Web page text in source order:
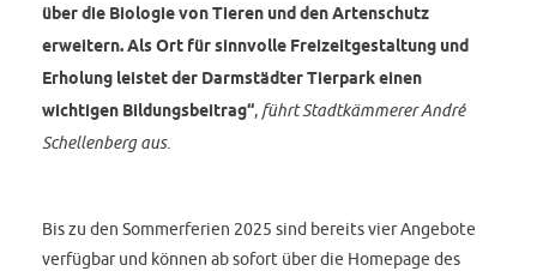
über die Biologie von Tieren und den Artenschutz
erweitern. Als Ort für sinnvolle Freizeitgestaltung und
Erholung leistet der Darmstädter Tierpark einen
wichtigen Bildungsbeitrag“, führt Stadtkämmerer André
Schellenberg aus.
Bis zu den Sommerferien 2025 sind bereits vier Angebote
verfügbar und können ab sofort über die Homepage des